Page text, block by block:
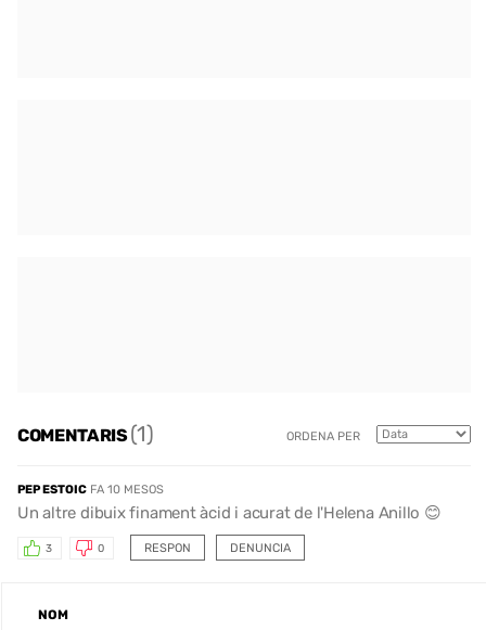
COMENTARIS(1) ORDENA PER
PEP ESTOIC FA 10 MESOS
Un altre dibuix finament àcid i acurat de l'Helena Anillo 😊
RESPON
3 0 DENUNCIA
NOM